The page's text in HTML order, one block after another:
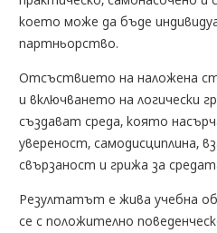
което може да бъде
партньорство.
Отсъствието на наложена
и включването на логически
създават среда, която
увереност, самодисциплина,
свързаност и грижа за
Резултатът е жива учебна
се с положително